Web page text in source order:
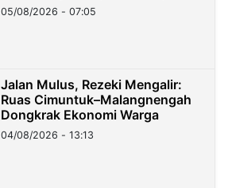
05/08/2026 - 07:05
Jalan Mulus, Rezeki Mengalir:
Ruas Cimuntuk–Malangnengah
Dongkrak Ekonomi Warga
04/08/2026 - 13:13